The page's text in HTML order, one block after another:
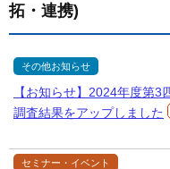
拓・連携)
その他お知らせ
【お知らせ】2024年度第
調査結果をアップしました
セミナー・イベント